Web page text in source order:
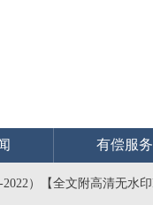
有偿服务
）【全文附高清无水印